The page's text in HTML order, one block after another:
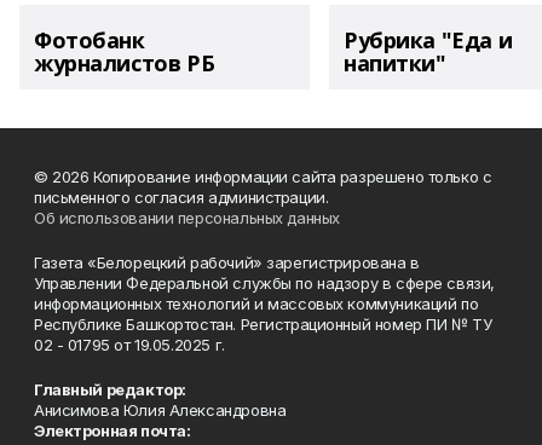
Фотобанк
журналистов РБ
Рубрика "Еда и
напитки"
© 2026 Копирование информации сайта разрешено только с
письменного согласия администрации.
Об использовании персональных данных
Газета «Белорецкий рабочий» зарегистрирована в
Управлении Федеральной службы по надзору в сфере связи,
информационных технологий и массовых коммуникаций по
Республике Башкортостан. Регистрационный номер ПИ № ТУ
02 - 01795 от 19.05.2025 г.
Главный редактор:
Анисимова Юлия Александровна
Электронная почта: